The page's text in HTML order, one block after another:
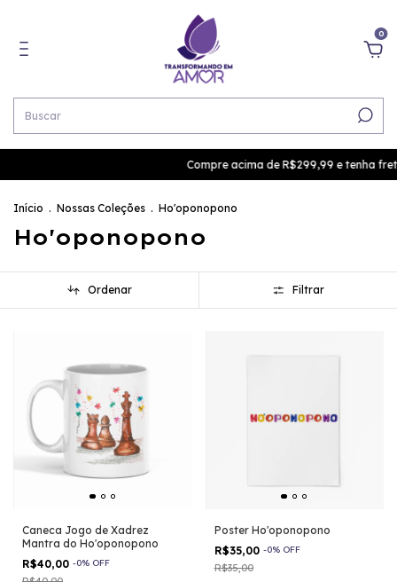
0
Compre acima de R$299,99 e tenha
Início . Nossas Coleções . Ho'oponopono
Ho'oponopono
Ordenar Filtrar
Caneca Jogo de Xadrez
Mantra do Ho'oponopono
R$40,00 -0% OFF
Poster Ho'oponopono
R$35,00 -0% OFF
R$35,00